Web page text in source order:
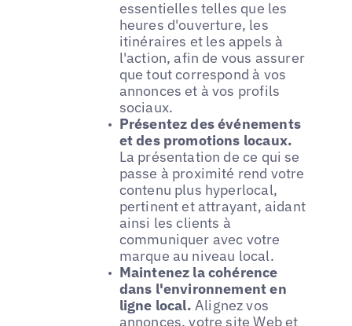
essentielles telles que les
heures d'ouverture, les
itinéraires et les appels à
l'action, afin de vous assurer
que tout correspond à vos
annonces et à vos profils
sociaux.
Présentez des événements
et des promotions locaux.
La présentation de ce qui se
passe à proximité rend votre
contenu plus hyperlocal,
pertinent et attrayant, aidant
ainsi les clients à
communiquer avec votre
marque au niveau local.
Maintenez la cohérence
dans l'environnement en
ligne local. Alignez vos
annonces, votre site Web et